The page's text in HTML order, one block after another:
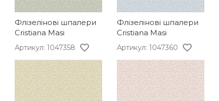
Флізелінові шпалери
Cristiana Masi
Артикул: 1047358
Флізелінові шпалери
Cristiana Masi
Артикул: 1047360